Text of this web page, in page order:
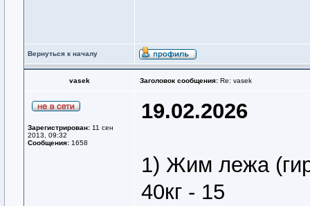
Вернуться к началу
vasek Заголовок сообщения: Re: vasek
Зарегистрирован: 11 сен
2013, 09:32
Сообщения: 1658
19.02.2026
1) Жим лежа
40кг - 15